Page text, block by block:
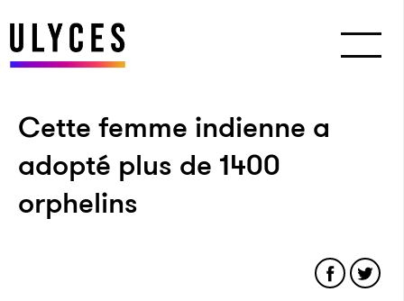
Cette femme indienne a
adopté plus de 1400
orphelins